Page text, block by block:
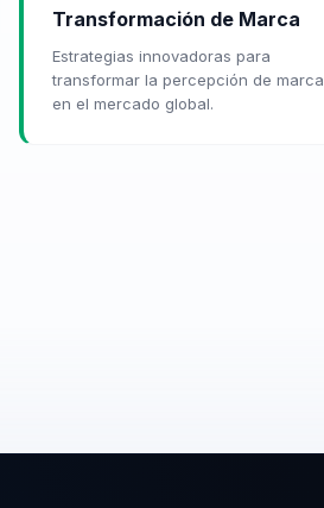
Transformación de Marca
Estrategias innovadoras para
transformar la percepción de marca
en el mercado global.